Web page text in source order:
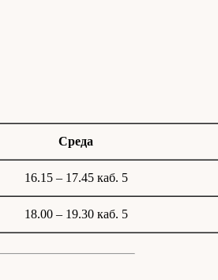
Среда
16.15 – 17.45 каб. 5
18.00 – 19.30 каб. 5